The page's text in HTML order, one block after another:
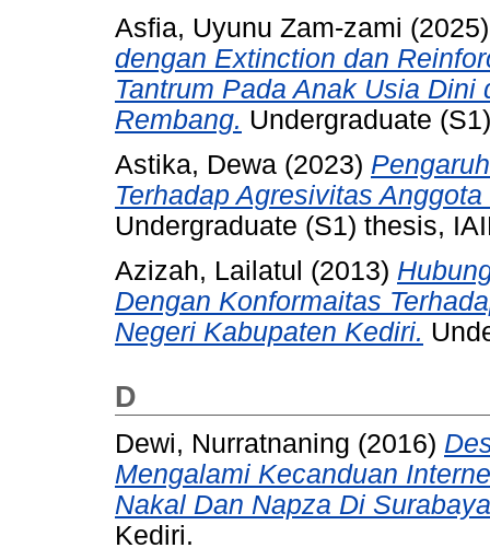
Asfia, Uyunu Zam-zami
dengan Extinction dan
Tantrum Pada Anak Usia
Rembang. Undergraduate
Astika, Dewa (2023)
Terhadap Agresivitas
Undergraduate (S1) thesis,
Azizah, Lailatul (2013)
Dengan Konformaitas
Negeri Kabupaten Kediri.
D
Dewi, Nurratnaning (2016)
Mengalami Kecanduan
Nakal Dan Napza Di
Kediri.